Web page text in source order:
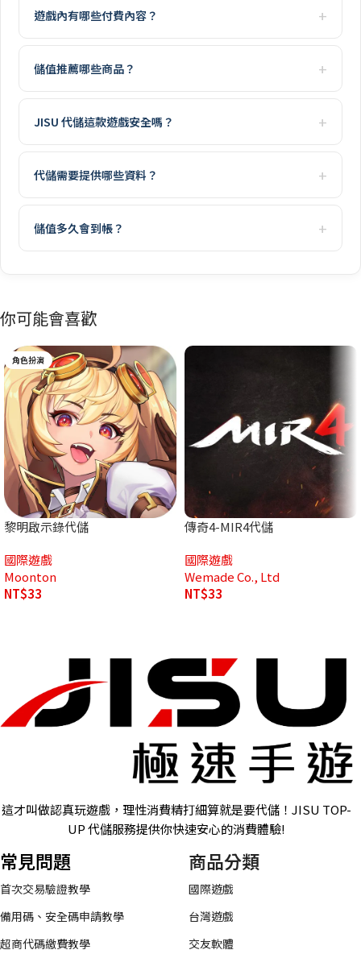
遊戲內有哪些付費內容？
儲值推薦哪些商品？
JISU 代儲這款遊戲安全嗎？
代儲需要提供哪些資料？
儲值多久會到帳？
你可能會喜歡
角色扮演
黎明啟示錄代儲
國際遊戲
Moonton
NT$33
傳奇4-MIR4代儲
國際遊戲
Wemade Co., Ltd
NT$33
這才叫做認真玩遊戲，理性消費精打細算就是要代儲！JISU TOP-
UP 代儲服務提供你快速安心的消費體驗!
常見問題
首次交易驗證教學
備用碼、安全碼申請教學
超商代碼繳費教學
商品分類
國際遊戲
台灣遊戲
交友軟體